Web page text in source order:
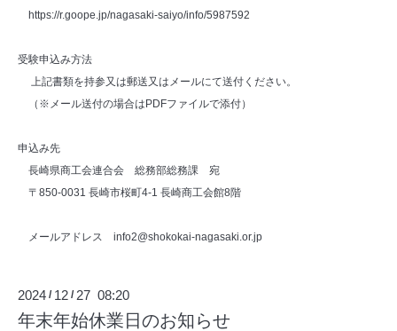
https://r.goope.jp/nagasaki-saiyo/info/5987592
受験申込み方法
上記書類を持参又は郵送又はメールにて送付ください。
（※メール送付の場合はPDFファイルで添付）
申込み先
長崎県商工会連合会 総務部総務課 宛
〒 850-0031 長崎市桜町4-1 長崎商工会館8階
メールアドレス info2@shokokai-nagasaki.or.jp
2024 / 12 / 27 08:20
年末年始休業日のお知らせ